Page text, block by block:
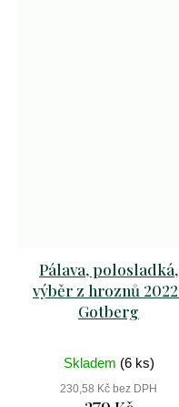
Pálava, polosladká,
výběr z hroznů 2022 |
Gotberg
Skladem (6 ks)
230,58 Kč bez DPH